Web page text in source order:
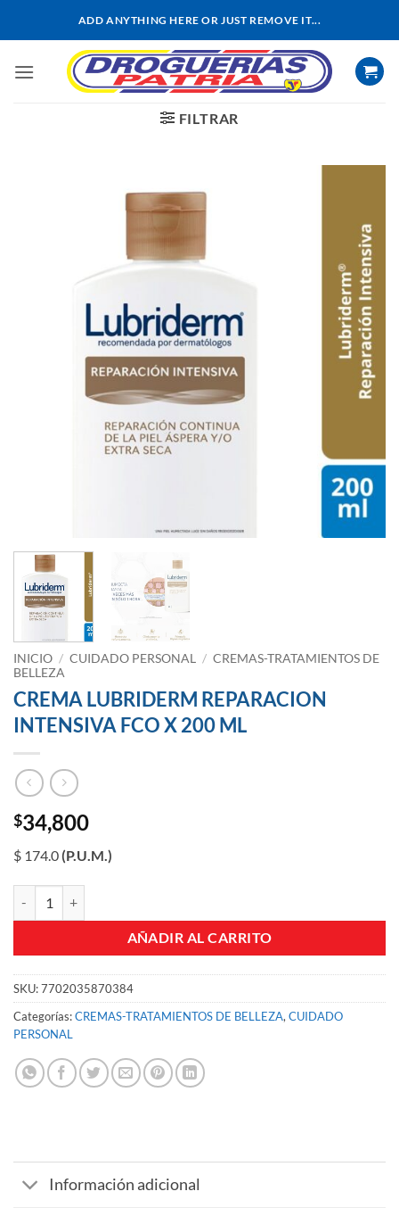
ADD ANYTHING HERE OR JUST REMOVE IT...
FILTRAR
INICIO / CUIDADO PERSONAL / CREMAS-TRATAMIENTOS DE
BELLEZA
CREMA LUBRIDERM REPARACION
INTENSIVA FCO X 200 ML
$34,800
$ 174.0(P.U.M.)
AÑADIR AL CARRITO
SKU:7702035870384
Categorías:CREMAS-TRATAMIENTOS DE BELLEZA, CUIDADO
PERSONAL
Información adicional